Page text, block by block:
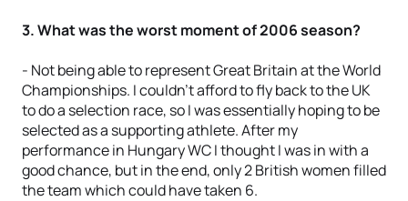
3. What was the worst moment of 2006 season?
- Not being able to represent Great Britain at the World
Championships. I couldn’t afford to fly back to the UK
to do a selection race, so I was essentially hoping to be
selected as a supporting athlete. After my
performance in Hungary WC I thought I was in with a
good chance, but in the end, only 2 British women filled
the team which could have taken 6.